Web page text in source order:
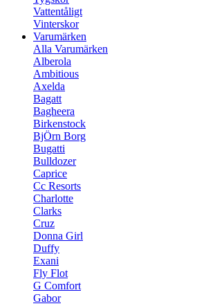
Vattentåligt
Vinterskor
Varumärken
Alla Varumärken
Alberola
Ambitious
Axelda
Bagatt
Bagheera
Birkenstock
BjÖrn Borg
Bugatti
Bulldozer
Caprice
Cc Resorts
Charlotte
Clarks
Cruz
Donna Girl
Duffy
Exani
Fly Flot
G Comfort
Gabor